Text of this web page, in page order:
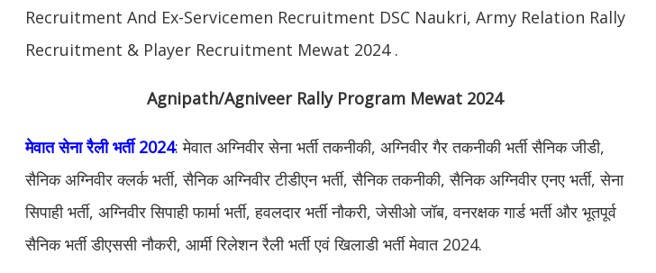
Recruitment And Ex-Servicemen Recruitment DSC Naukri, Army Relation Rally
Recruitment & Player Recruitment Mewat 2024 .
Agnipath/Agniveer Rally Program Mewat 2024
मेवात सेना रैली भर्ती 2024: मेवात अग्निवीर सेना भर्ती तकनीकी, अग्निवीर गैर तकनीकी भर्ती सैनिक जीडी,
सैनिक अग्निवीर क्लर्क भर्ती, सैनिक अग्निवीर टीडीएन भर्ती, सैनिक तकनीकी, सैनिक अग्निवीर एनए भर्ती, सेना
सिपाही भर्ती, अग्निवीर सिपाही फार्मा भर्ती, हवलदार भर्ती नौकरी, जेसीओ जॉब, वनरक्षक गार्ड भर्ती और भूतपूर्व
सैनिक भर्ती डीएससी नौकरी, आर्मी रिलेशन रैली भर्ती एवं खिलाडी भर्ती मेवात 2024.